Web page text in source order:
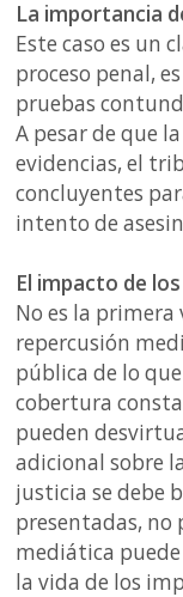
La importancia
Este caso es un
proceso penal,
pruebas
A pesar de que
evidencias, el
concluyentes
intento de
El impacto de
No es la primera
repercusión
pública de lo
cobertura
pueden
adicional sobre
justicia se debe
presentadas, no
mediática
la vida de los